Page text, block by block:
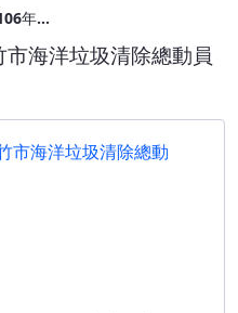
敦陽科技參加106年度新竹市海洋垃圾清除總動員活動
海洋垃圾清除總動員
市海洋垃圾清除總動